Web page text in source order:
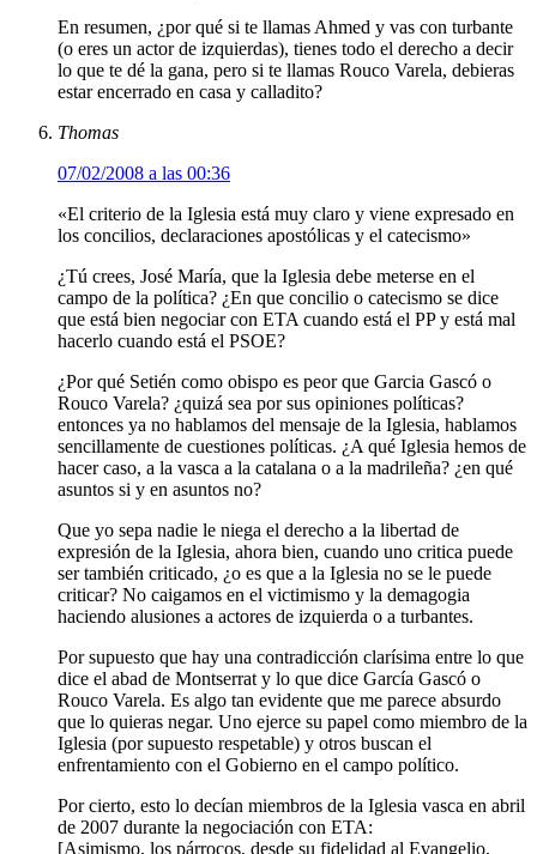
En resumen, ¿por qué si te llamas Ahmed y vas con turbante
(o eres un actor de izquierdas), tienes todo el derecho a decir
lo que te dé la gana, pero si te llamas Rouco Varela, debieras
estar encerrado en casa y calladito?
Thomas
07/02/2008 a las 00:36
«El criterio de la Iglesia está muy claro y viene expresado en
los concilios, declaraciones apostólicas y el catecismo»
¿Tú crees, José María, que la Iglesia debe meterse en el
campo de la política? ¿En que concilio o catecismo se dice
que está bien negociar con ETA cuando está el PP y está mal
hacerlo cuando está el PSOE?
¿Por qué Setién como obispo es peor que Garcia Gascó o
Rouco Varela? ¿quizá sea por sus opiniones políticas?
entonces ya no hablamos del mensaje de la Iglesia, hablamos
sencillamente de cuestiones políticas. ¿A qué Iglesia hemos de
hacer caso, a la vasca a la catalana o a la madrileña? ¿en qué
asuntos si y en asuntos no?
Que yo sepa nadie le niega el derecho a la libertad de
expresión de la Iglesia, ahora bien, cuando uno critica puede
ser también criticado, ¿o es que a la Iglesia no se le puede
criticar? No caigamos en el victimismo y la demagogia
haciendo alusiones a actores de izquierda o a turbantes.
Por supuesto que hay una contradicción clarísima entre lo que
dice el abad de Montserrat y lo que dice García Gascó o
Rouco Varela. Es algo tan evidente que me parece absurdo
que lo quieras negar. Uno ejerce su papel como miembro de la
Iglesia (por supuesto respetable) y otros buscan el
enfrentamiento con el Gobierno en el campo político.
Por cierto, esto lo decían miembros de la Iglesia vasca en abril
de 2007 durante la negociación con ETA:
[Asimismo, los párrocos, desde su fidelidad al Evangelio,